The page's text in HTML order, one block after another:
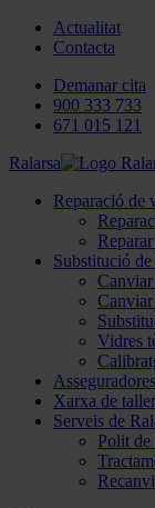
Actualitat
Contacta
Demanar cita
900 333 733
671 015 121
Ralarsa
Reparació de
Substitució
Vidres
Asseguradores
Xarxa de
Serveis de
Polit de